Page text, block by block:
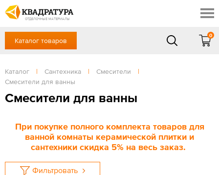
ОТДЕЛОЧНЫЕ МАТЕРИАЛЫ
Скидки
Акции
Готовые решения
Доставка и оплата
Отзывы
+7 (863) 309-13-16
Сб, Вс — выходной
ЗАКАЗАТЬ ЗВОНОК
Вход / Регистрация
Каталог товаров
0
Каталог | Сантехника | Смесители
|
Смесители для ванны
Смесители для ванны
При покупке полного комплекта товаров для
ванной комнаты керамической плитки и
сантехники скидка 5% на весь заказ.
Фильтровать